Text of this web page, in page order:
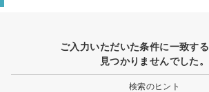
ご入力いただいた条件に一致す
見つかりませんでした。
検索のヒント